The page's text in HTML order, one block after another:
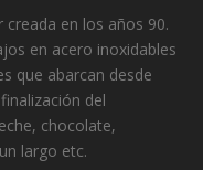
en los años 90.
en acero inoxidables
que abarcan desde
del
chocolate,
largo etc.